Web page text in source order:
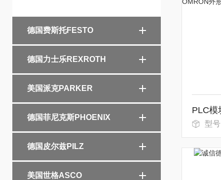
德国费斯托FESTO
德国力士乐REXROTH
美国派克PARKER
德国菲尼克斯PHOENIX
德国皮尔兹PILZ
美国世格ASCO
型号